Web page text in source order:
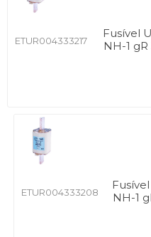
ETUR004333217
Fusível
NH-1
ETUR004333208
NH-1